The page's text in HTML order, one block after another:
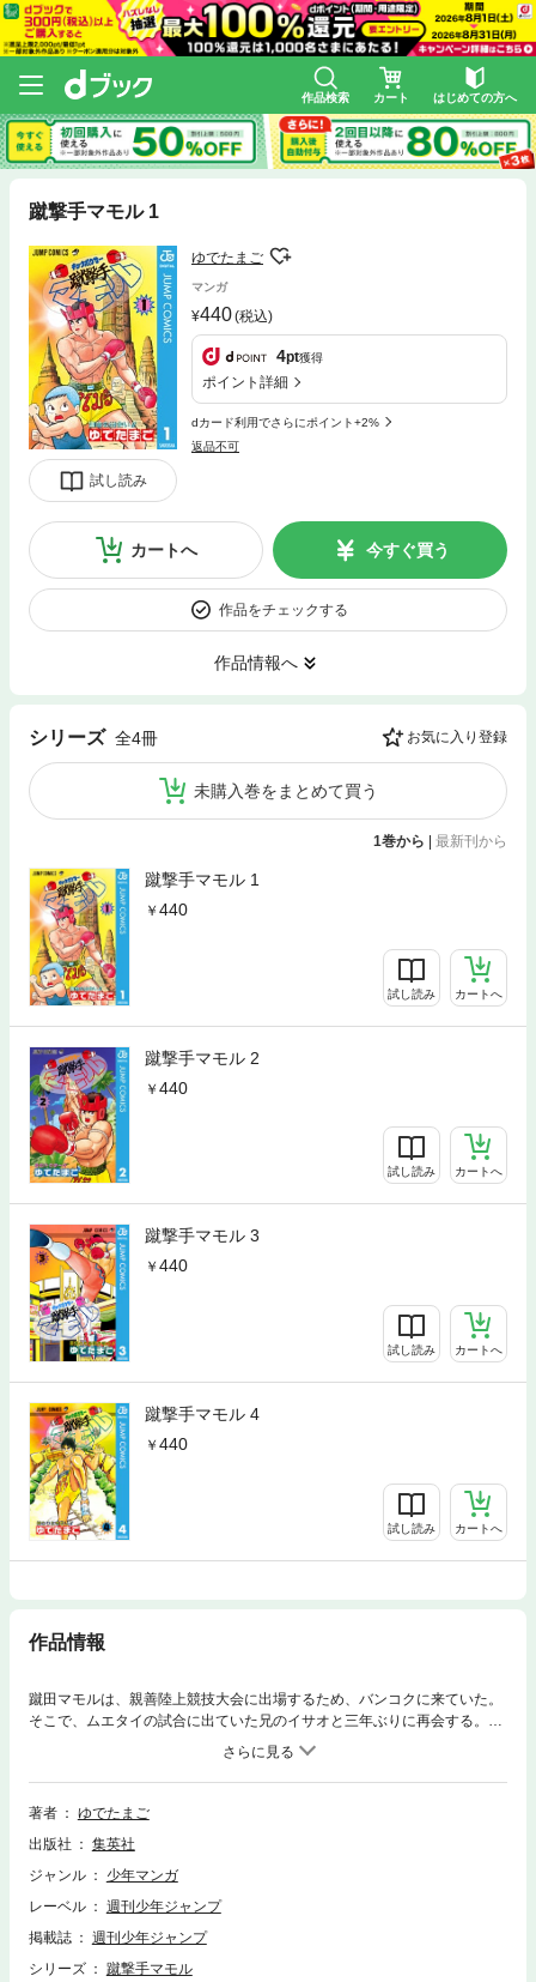
作品検索 カート はじめての方へ
蹴撃手マモル 1
試し読み
ゆでたまご
マンガ
440(税込)
4pt獲得
ポイント詳細
dカード利用でさらにポイント+2%
返品不可
カートへ 今すぐ買う
作品をチェックする
作品情報へ
シリーズ 全4冊 お気に入り登録
未購入巻をまとめて買う
1巻から 最新刊から
蹴撃手マモル 1
440
試し読み カートへ
蹴撃手マモル 2
440
試し読み カートへ
蹴撃手マモル 3
440
試し読み カートへ
蹴撃手マモル 4
440
試し読み カートへ
作品情報
蹴田マモルは、親善陸上競技大会に出場するため、バンコクに来ていた。
そこで、ムエタイの試合に出ていた兄のイサオと三年ぶりに再会する。し
かし兄は、ニシキ蛇会総帥キング･パイソンに惨敗。怒ったマモルはパイ
ソンに戦いを挑んでしまうが…!?
著者
ゆでたまご
出版社
集英社
ジャンル
少年マンガ
レーベル
週刊少年ジャンプ
掲載誌
週刊少年ジャンプ
シリーズ
蹴撃手マモル